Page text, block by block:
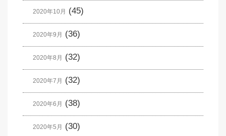
2020年10月 (45)
2020年9月 (36)
2020年8月 (32)
2020年7月 (32)
2020年6月 (38)
2020年5月 (30)